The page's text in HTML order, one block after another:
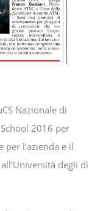
Nazionale di
2016 per
per l’azienda e il
degli di